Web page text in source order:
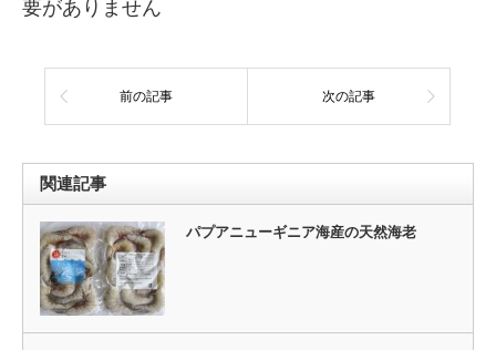
要がありません
前の記事 次の記事
関連記事
パプアニューギニア海産の天然海老